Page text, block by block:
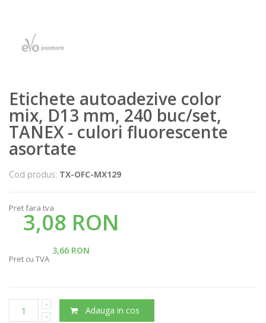
Etichete autoadezive color
mix, D13 mm, 240 buc/set,
TANEX - culori fluorescente
asortate
Cod produs: TX-OFC-MX129
Pret fara tva
3,08 RON
3,66 RON
Pret cu TVA
Adauga in cos